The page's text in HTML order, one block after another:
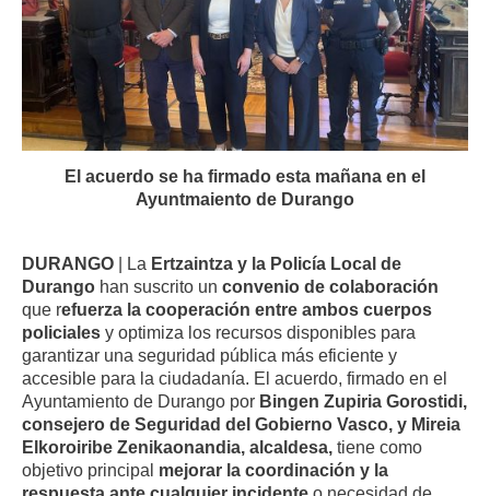
El acuerdo se ha firmado esta mañana en el
Ayuntmaiento de Durango
DURANGO | La Ertzaintza y la Policía Local de
Durango han suscrito un convenio de colaboración
que refuerza la cooperación entre ambos cuerpos
policiales y optimiza los recursos disponibles para
garantizar una seguridad pública más eficiente y
accesible para la ciudadanía. El acuerdo, firmado en el
Ayuntamiento de Durango por Bingen Zupiria Gorostidi,
consejero de Seguridad del Gobierno Vasco, y Mireia
Elkoroiribe Zenikaonandia, alcaldesa, tiene como
objetivo principal mejorar la coordinación y la